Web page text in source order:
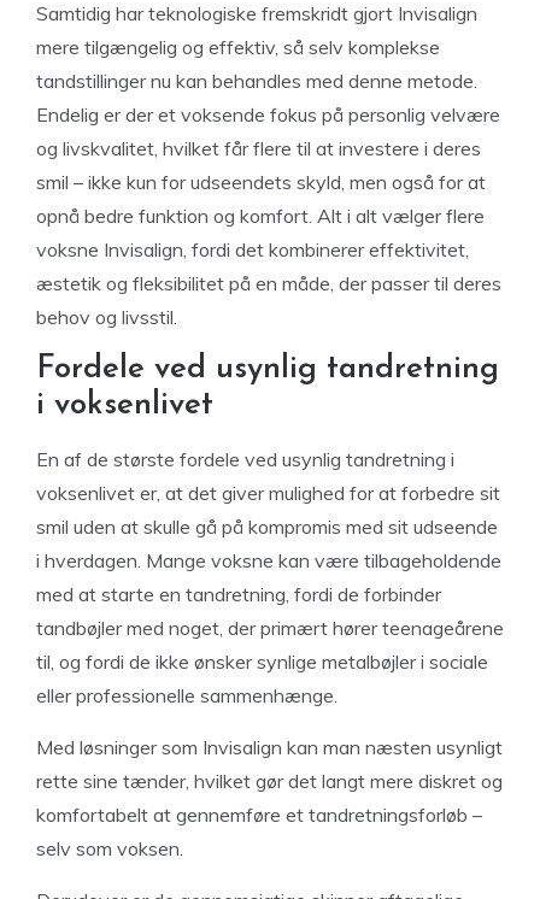
Samtidig har teknologiske fremskridt gjort Invisalign
mere tilgængelig og effektiv, så selv komplekse
tandstillinger nu kan behandles med denne metode.
Endelig er der et voksende fokus på personlig velvære
og livskvalitet, hvilket får flere til at investere i deres
smil – ikke kun for udseendets skyld, men også for at
opnå bedre funktion og komfort. Alt i alt vælger flere
voksne Invisalign, fordi det kombinerer effektivitet,
æstetik og fleksibilitet på en måde, der passer til deres
behov og livsstil.
Fordele ved usynlig tandretning
i voksenlivet
En af de største fordele ved usynlig tandretning i
voksenlivet er, at det giver mulighed for at forbedre sit
smil uden at skulle gå på kompromis med sit udseende
i hverdagen. Mange voksne kan være tilbageholdende
med at starte en tandretning, fordi de forbinder
tandbøjler med noget, der primært hører teenageårene
til, og fordi de ikke ønsker synlige metalbøjler i sociale
eller professionelle sammenhænge.
Med løsninger som Invisalign kan man næsten usynligt
rette sine tænder, hvilket gør det langt mere diskret og
komfortabelt at gennemføre et tandretningsforløb –
selv som voksen.